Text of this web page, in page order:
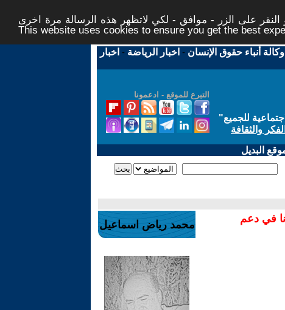
على الزر - موافق - لكي لاتظهر هذه الرسالة مرة اخرى -
This website uses cookies to ensure you get the best
وكالة أنباء حقوق الإنسان - اخبار الرياضة - اخبار
التبرع للموقع - ادعمونا
للجميع"
والثقافة
البديل
في دعم
محمد رياض اسماعيل